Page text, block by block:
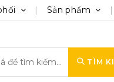
Sản phẩm
TÌM